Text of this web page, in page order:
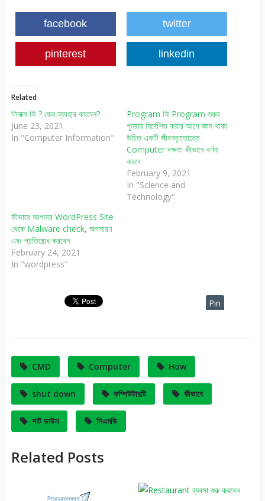
facebook twitter
pinterest linkedin
Related
লিনাক্স কি ? কেন ব্যবহার করবেন?
June 23, 2021
In "Computer Information"
Program কি Program শুরুর
পুনরায় নির্দেশিত করার আগে জ্ঞান থাকা
উচিত একটি জীবনবৃত্তান্তে
Computer দক্ষতা কীভাবে বর্ণনা
করবে
February 9, 2021
In "Science and
Technology"
কীভাবে আপনার WordPress Site
থেকে Malware check, অপসারণ
এবং প্রতিরোধ করবেন
February 24, 2021
In "wordpress"
Pin
CMD Computer How
shut down কম্পিউটারটি কীভাবে
শাট ডাউন সিএমডি
Related Posts